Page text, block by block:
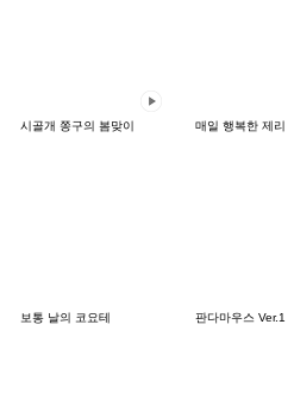
시골개 쫑구의 봄맞이 매일 행복한 제리
보통 날의 코요테 판다마우스 Ver.1